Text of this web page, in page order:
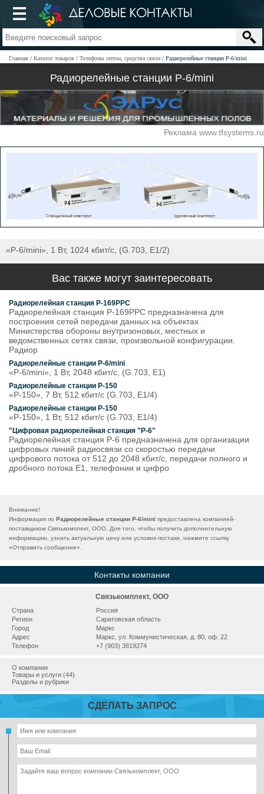
Главная Каталог товаров Телефоны оптом, средства связи Радиорелейные станции Р-6/mini
Радиорелейные станции Р-6/mini
Реклама www.tfsystems.ru
«Р-6/mini», 1 Вт, 1024 кбит/с, (G.703, Е1/2)
Вас также могут заинтересовать
Радиорелейная станция Р-169РРС
Радиорелейная станция Р-169РРС предназначена для
построения сетей передачи данных на объектах
Министерства обороны внутризоновых, местных и
ведомственных сетях связи, произвольной конфигурации.
Радиор
Радиорелейные станции Р-6/mini
«Р-6/mini», 1 Вт, 2048 кбит/с, (G.703, Е1)
Радиорелейные станции Р-150
«Р-150», 7 Вт, 512 кбит/с (G.703, Е1/4)
Радиорелейные станции Р-150
«Р-150», 1 Вт, 512 кбит/с (G.703, Е1/4)
"Цифровая радиорелейная станция "Р-6"
Радиорелейная станция Р-6 предназначена для организации
цифровых линий радиосвязи со скоростью передачи
цифрового потока от 512 до 2048 кбит/с, передачи полного и
дробного потока Е1, телефонии и цифро
Внимание!
Информация по Радиорелейные станции Р-6/mini предоставлена компанией-
поставщиком Связькомплект, ООО. Для того, чтобы получить дополнительную
информацию, узнать актуальную цену или условия постаки, нажмите ссылку
«Отправить сообщение».
Контакты компании
Связькомплект, ООО
Страна
Россия
Регион
Саратовская область
Город
Маркс
Адрес
Маркс, ул. Коммунистическая, д. 80, оф. 22
Телефон
+7 (903) 3819274
О компании
Товары и услуги (44)
Разделы и рубрики
СДЕЛАТЬ ЗАПРОС